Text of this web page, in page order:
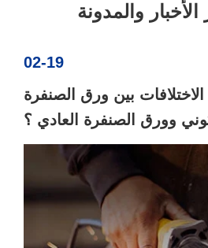
والمدونة
02-19
بين ورق الصنفرة
وورق الصنفرة العادي ؟